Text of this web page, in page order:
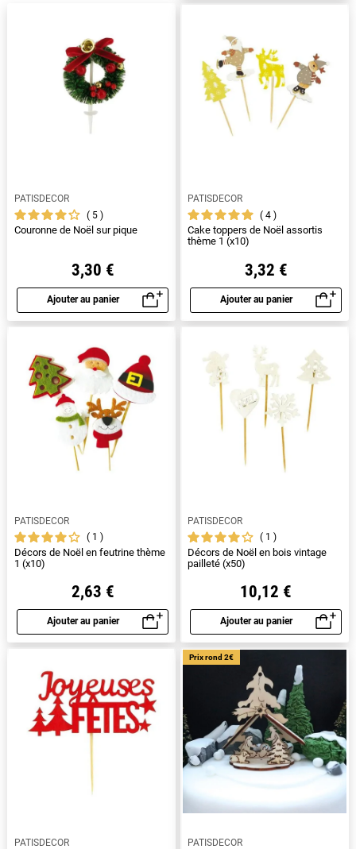
PATISDECOR
5
Couronne de Noël sur pique
3,30 €
Ajouter au panier
Aperçu rapide
PATISDECOR
4
Cake toppers de Noël assortis
thème 1 (x10)
3,32 €
Ajouter au panier
Aperçu rapide
PATISDECOR
1
Décors de Noël en feutrine thème
1 (x10)
2,63 €
Ajouter au panier
Aperçu rapide
PATISDECOR
1
Décors de Noël en bois vintage
pailleté (x50)
10,12 €
Ajouter au panier
Aperçu rapide
PATISDECOR
PATISDECOR
Prix rond 2€